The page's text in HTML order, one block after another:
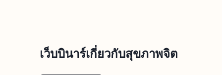
เว็บบินาร์เกี่ยวกับสุขภาพจิต